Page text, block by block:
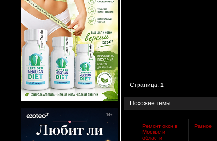
Страница:1
Похожие темы
Ремонт окон в
Москве и
области
Разное